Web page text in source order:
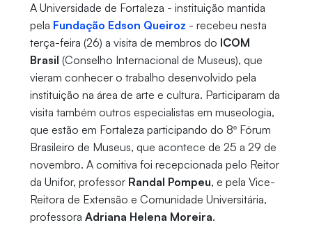
A Universidade de Fortaleza - instituição mantida
pela Fundação Edson Queiroz - recebeu nesta
terça-feira (26) a visita de membros do ICOM
Brasil (Conselho Internacional de Museus), que
vieram conhecer o trabalho desenvolvido pela
instituição na área de arte e cultura. Participaram da
visita também outros especialistas em museologia,
que estão em Fortaleza participando do 8º Fórum
Brasileiro de Museus, que acontece de 25 a 29 de
novembro. A comitiva foi recepcionada pelo Reitor
da Unifor, professor Randal Pompeu, e pela Vice-
Reitora de Extensão e Comunidade Universitária,
professora Adriana Helena Moreira.